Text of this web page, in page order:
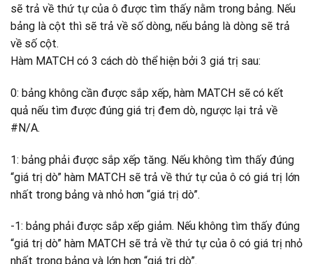
sẽ trả về thứ tự của ô được tìm thấy nằm trong bảng. Nếu
bảng là cột thì sẽ trả về số dòng, nếu bảng là dòng sẽ trả
về số cột.
Hàm MATCH có 3 cách dò thể hiện bởi 3 giá trị sau:
0: bảng không cần được sắp xếp, hàm MATCH sẽ có kết
quả nếu tìm được đúng giá trị đem dò, ngược lại trả về
#N/A.
1: bảng phải được sắp xếp tăng. Nếu không tìm thấy đúng
“giá trị dò” hàm MATCH sẽ trả về thứ tự của ô có giá trị lớn
nhất trong bảng và nhỏ hơn “giá trị dò”.
-1: bảng phải được sắp xếp giảm. Nếu không tìm thấy đúng
“giá trị dò” hàm MATCH sẽ trả về thứ tự của ô có giá trị nhỏ
nhất trong bảng và lớn hơn “giá trị dò”.